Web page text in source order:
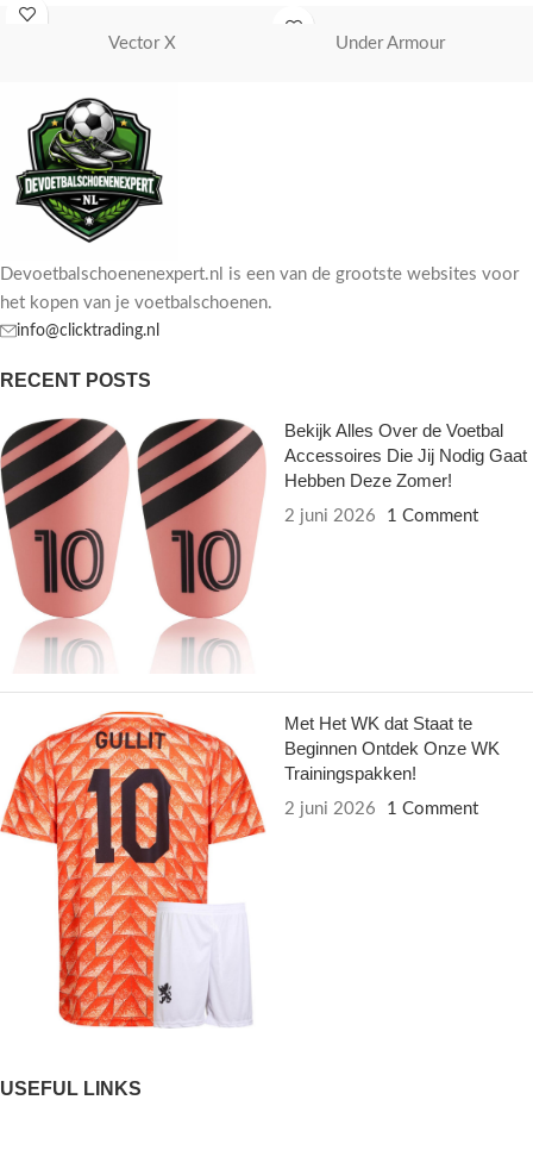
Vector X Under Armour
Devoetbalschoenenexpert.nl is een van de grootste websites voor
het kopen van je voetbalschoenen.
info@clicktrading.nl
RECENT POSTS
Bekijk Alles Over de Voetbal
Accessoires Die Jij Nodig Gaat
Hebben Deze Zomer!
2 juni 2026 1 Comment
Met Het WK dat Staat te
Beginnen Ontdek Onze WK
Trainingspakken!
2 juni 2026 1 Comment
USEFUL LINKS